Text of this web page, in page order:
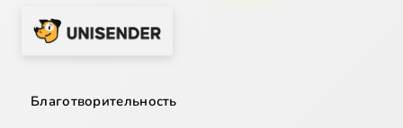
Благотворительность